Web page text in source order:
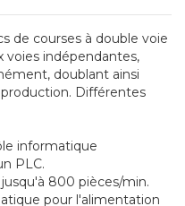
de courses à double voie
voies indépendantes,
doublant ainsi
Différentes
informatique
PLC.
800 pièces/min.
pour l'alimentation